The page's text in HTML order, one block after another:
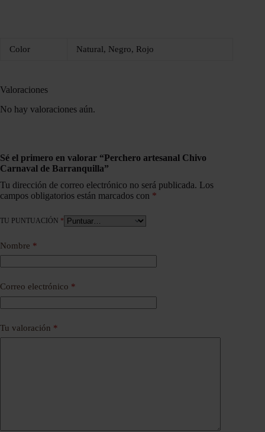
Color Natural, Negro, Rojo
Valoraciones
No hay valoraciones aún.
Sé el primero en valorar “Perchero artesanal Chivo
Carnaval de Barranquilla”
Tu dirección de correo electrónico no será publicada. Los
campos obligatorios están marcados con *
TU PUNTUACIÓN *
Nombre *
Correo electrónico *
Tu valoración *